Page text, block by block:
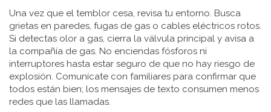
Una vez que el temblor cesa, revisa tu entorno. Busca
grietas en paredes, fugas de gas o cables eléctricos rotos.
Si detectas olor a gas, cierra la válvula principal y avisa a
la compañía de gas. No enciendas fósforos ni
interruptores hasta estar seguro de que no hay riesgo de
explosión. Comunícate con familiares para confirmar que
todos están bien; los mensajes de texto consumen menos
redes que las llamadas.